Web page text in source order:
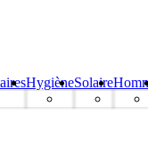
HygièneSolaire